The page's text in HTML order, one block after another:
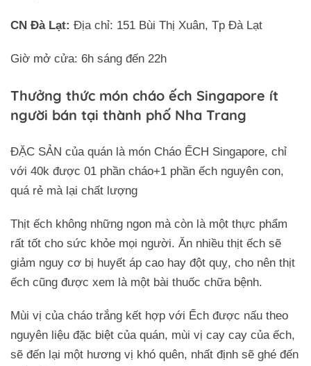
CN Đà Lạt: Địa chỉ: 151 Bùi Thị Xuân, Tp Đà Lạt
Giờ mở cửa: 6h sáng đến 22h
Thưởng thức món cháo ếch Singapore ít
người bán tại thành phố Nha Trang
ĐẶC SẢN của quán là món Cháo ẾCH Singapore, chỉ
với 40k được 01 phần cháo+1 phần ếch nguyên con,
quá rẻ mà lại chất lượng
Thịt ếch không những ngon mà còn là một thực phẩm
rất tốt cho sức khỏe mọi người. Ăn nhiều thịt ếch sẽ
giảm nguy cơ bị huyết áp cao hay đột quỵ, cho nên thịt
ếch cũng được xem là một bài thuốc chữa bệnh.
Mùi vị của cháo trắng kết hợp với Ếch được nấu theo
nguyên liệu đặc biệt của quán, mùi vị cay cay của ếch,
sẽ đến lại một hương vị khó quên, nhất định sẽ ghé đến